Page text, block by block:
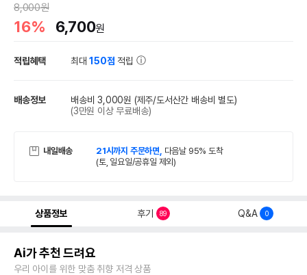
8,000원
16% 6,700원
적립혜택 최대150점 적립
배송정보 배송비 3,000원 (제주/도서산간 배송비 별도)
(3만원 이상 무료배송)
내일배송 21시까지 주문하면, 다음날 95% 도착
(토, 일요일/공휴일 제외)
상품정보 후기 89 Q&A 0
Ai가 추천 드려요
우리 아이를 위한 맞춤 취향 저격 상품